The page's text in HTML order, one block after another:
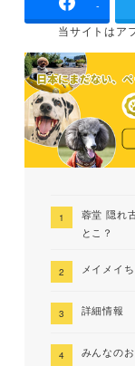
-
当サイトはア
蓉堂 隠れ
とこ？
メイメイ
詳細情報
みんなの